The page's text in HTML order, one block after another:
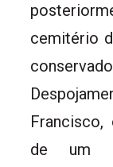
cemitério
de um